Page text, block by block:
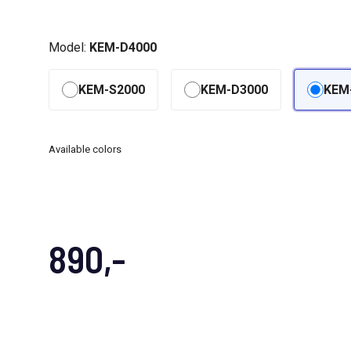
890,-
Model: KEM-D4000
KEM-S2000 KEM-D3000
Available colors